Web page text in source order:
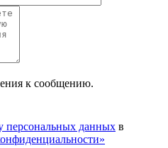
к сообщению.
персональных данных в